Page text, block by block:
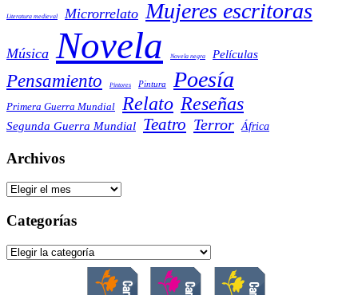
Literatura medieval Microrrelato Mujeres escritoras
Música Novela Novela negra Películas
Pensamiento Pintores Pintura Poesía
Primera Guerra Mundial Relato Reseñas
Segunda Guerra Mundial Teatro Terror África
Archivos
Archivos
Categorías
Categorías